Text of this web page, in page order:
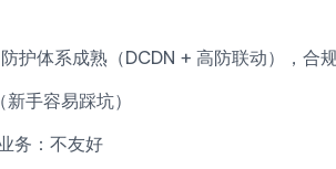
护体系成熟（DCDN + 高防联动），合
手容易踩坑）
务：不友好